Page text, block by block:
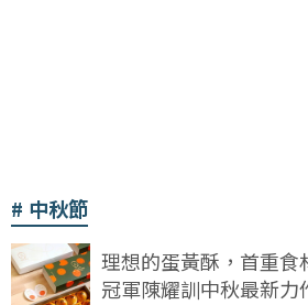
中秋節
理想的蛋黃酥，首重
冠軍陳耀訓中秋最新力